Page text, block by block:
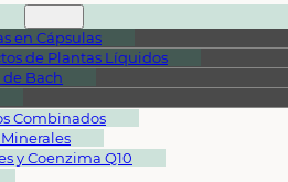
en Cápsulas
de Plantas Líquidos
de Bach
Combinados
y Coenzima Q10